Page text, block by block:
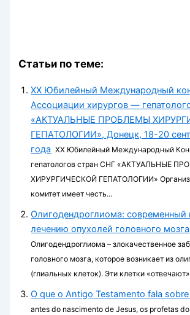
Статьи по теме:
ХХ Юбилейный Международный
Ассоциации хирургов —
«АКТУАЛЬНЫЕ ПРОБЛЕМЫ
ГЕПАТОЛОГИИ», Донецк, 18-20
года ХХ Юбилейный Международный
гепатологов стран СНГ «АКТУАЛЬНЫЕ
ХИРУРГИЧЕСКОЙ ГЕПАТОЛОГИИ»
комитет имеет честь...
Олигодендроглиома: современный
лечению опухолей головного мозга
Олигодендроглиома – злокачественное
головного мозга, которое возникает из
(глиальных клеток). Эти клетки
O que o Antigo Testamento fala
antes do nascimento de Jesus, os profetas